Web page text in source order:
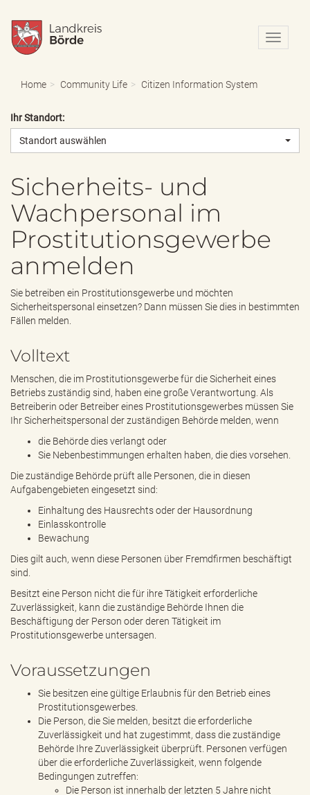
N
a
o
l
Home Community Life Citizen Information System
Ihr Standort:
Standort auswählen
Sicherheits- und
Wachpersonal im
Prostitutionsgewerbe
anmelden
Sie betreiben ein Prostitutionsgewerbe und möchten
Sicherheitspersonal einsetzen? Dann müssen Sie dies in bestimmten
Fällen melden.
Volltext
Menschen, die im Prostitutionsgewerbe für die Sicherheit eines
Betriebs zuständig sind, haben eine große Verantwortung. Als
Betreiberin oder Betreiber eines Prostitutionsgewerbes müssen Sie
Ihr Sicherheitspersonal der zuständigen Behörde melden, wenn
die Behörde dies verlangt oder
Sie Nebenbestimmungen erhalten haben, die dies vorsehen.
Die zuständige Behörde prüft alle Personen, die in diesen
Aufgabengebieten eingesetzt sind:
Einhaltung des Hausrechts oder der Hausordnung
Einlasskontrolle
Bewachung
Dies gilt auch, wenn diese Personen über Fremdfirmen beschäftigt
sind.
Besitzt eine Person nicht die für ihre Tätigkeit erforderliche
Zuverlässigkeit, kann die zuständige Behörde Ihnen die
Beschäftigung der Person oder deren Tätigkeit im
Prostitutionsgewerbe untersagen.
Voraussetzungen
Sie besitzen eine gültige Erlaubnis für den Betrieb eines
Prostitutionsgewerbes.
Die Person, die Sie melden, besitzt die erforderliche
Zuverlässigkeit und hat zugestimmt, dass die zuständige
Behörde Ihre Zuverlässigkeit überprüft. Personen verfügen
über die erforderliche Zuverlässigkeit, wenn folgende
Bedingungen zutreffen:
Die Person ist innerhalb der letzten 5 Jahre nicht